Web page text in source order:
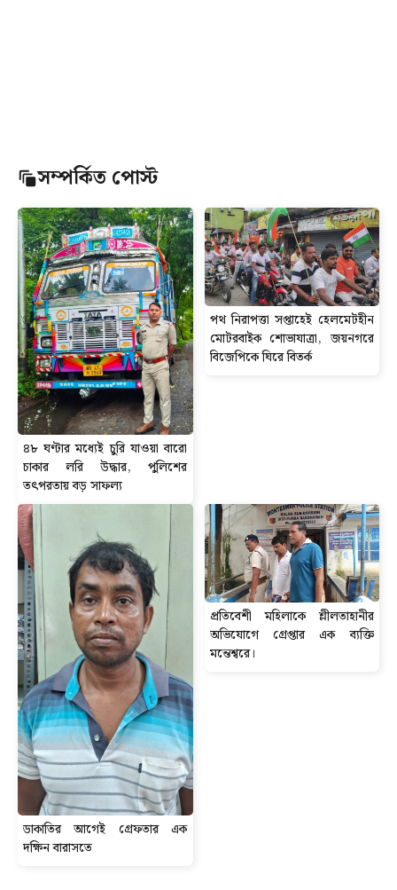
সম্পর্কিত পোস্ট
৪৮ ঘণ্টার মধ্যেই চুরি যাওয়া বারো
চাকার লরি উদ্ধার, পুলিশের
তৎপরতায় বড় সাফল্য
পথ নিরাপত্তা সপ্তাহেই হেলমেটহীন
মোটরবাইক শোভাযাত্রা, জয়নগরে
বিজেপিকে ঘিরে বিতর্ক
ডাকাতির আগেই গ্রেফতার এক
দক্ষিন বারাসতে
প্রতিবেশী মহিলাকে শ্লীলতাহানীর
অভিযোগে গ্রেপ্তার এক ব্যক্তি
মন্তেশ্বরে।